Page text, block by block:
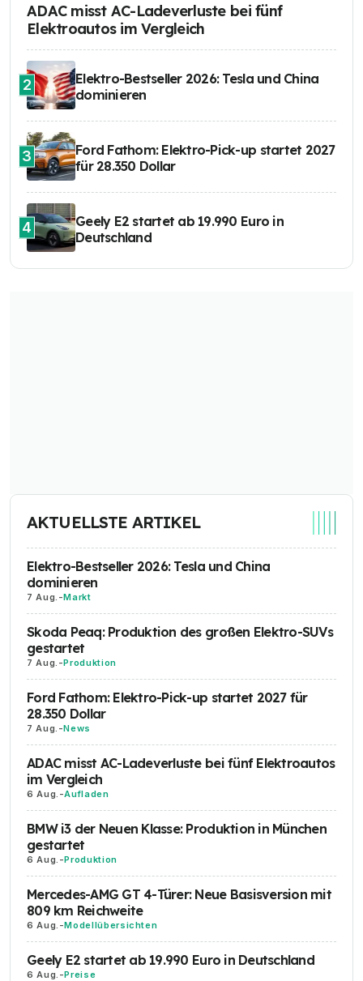
ADAC misst AC-Ladeverluste bei fünf
Elektroautos im Vergleich
2
Elektro-Bestseller 2026: Tesla und China
dominieren
3
Ford Fathom: Elektro-Pick-up startet 2027
für 28.350 Dollar
4
Geely E2 startet ab 19.990 Euro in
Deutschland
AKTUELLSTE ARTIKEL
Elektro-Bestseller 2026: Tesla und China
dominieren
7 Aug. -Markt
Skoda Peaq: Produktion des großen Elektro-SUVs
gestartet
7 Aug. -Produktion
Ford Fathom: Elektro-Pick-up startet 2027 für
28.350 Dollar
7 Aug. -News
ADAC misst AC-Ladeverluste bei fünf Elektroautos
im Vergleich
6 Aug. -Aufladen
BMW i3 der Neuen Klasse: Produktion in München
gestartet
6 Aug. -Produktion
Mercedes-AMG GT 4-Türer: Neue Basisversion mit
809 km Reichweite
6 Aug. -Modellübersichten
Geely E2 startet ab 19.990 Euro in Deutschland
6 Aug. -Preise